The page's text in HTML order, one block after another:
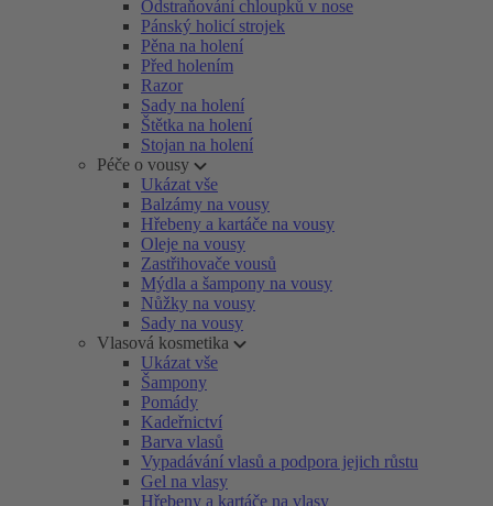
Odstraňování chloupků v nose
Pánský holicí strojek
Pěna na holení
Před holením
Razor
Sady na holení
Štětka na holení
Stojan na holení
Péče o vousy
Ukázat vše
Balzámy na vousy
Hřebeny a kartáče na vousy
Oleje na vousy
Zastřihovače vousů
Mýdla a šampony na vousy
Nůžky na vousy
Sady na vousy
Vlasová kosmetika
Ukázat vše
Šampony
Pomády
Kadeřnictví
Barva vlasů
Vypadávání vlasů a podpora jejich růstu
Gel na vlasy
Hřebeny a kartáče na vlasy